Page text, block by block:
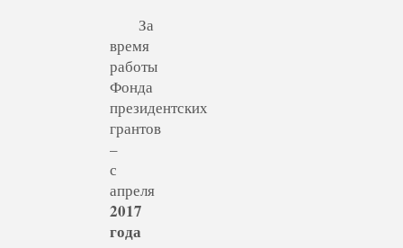
За
время
работы
Фонда
президентских
грантов
–
с
апреля
2017
года